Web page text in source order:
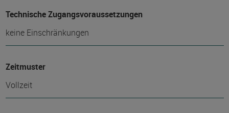
Technische Zugangsvoraussetzungen
keine Einschränkungen
Zeitmuster
Vollzeit